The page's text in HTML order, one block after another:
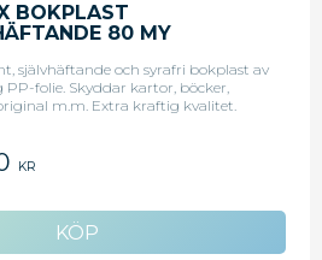
BOKPLAST
80 MY
självhäftande och syrafri bokplast av
PP-folie. Skyddar kartor, böcker,
m.m. Extra kraftig kvalitet.
KR